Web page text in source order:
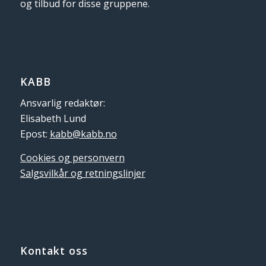
og tilbud for disse gruppene.
KABB
Ansvarlig redaktør:
Elisabeth Lund
Epost: kabb@kabb.no
Cookies og personvern
Salgsvilkår og retningslinjer
Kontakt oss